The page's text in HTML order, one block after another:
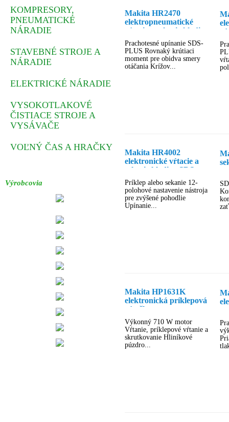
Makita HR2470
elektropneumatické
vŕtacie a sekacie kladivo
SDS-PLUS
Prachotesné upínanie SDS-
PLUS Rovnaký krútiaci
moment pre obidva smery
otáčania Krížov...
+
Makita HR4002
elektronické vŕtacie a
sekacie kladivo SDS-
MAX
Príklep alebo sekanie 12-
polohové nastavenie nástroja
pre zvýšené pohodlie
Upínanie...
Makita HP1631K
elektronická príklepová
vŕtačka s
rýchloupínacím
skľučovadlom
Výkonný 710 W motor
Vŕtanie, príklepové vŕtanie a
skrutkovanie Hliníkové
púzdro...
KOMPRESORY,
PNEUMATICKÉ
NÁRADIE
STAVEBNÉ STROJE A
NÁRADIE
ELEKTRICKÉ NÁRADIE
VYSOKOTLAKOVÉ
ČISTIACE STROJE A
VYSÁVAČE
VOĽNÝ ČAS A HRAČKY
Výrobcovia